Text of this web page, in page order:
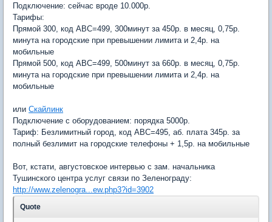
Подключение: сейчас вроде 10.000р.
Тарифы:
Прямой 300, код АВС=499, 300минут за 450р. в месяц, 0,75р.
минута на городские при превышении лимита и 2,4р. на
мобильные
Прямой 500, код АВС=499, 500минут за 660р. в месяц, 0,75р.
минута на городские при превышении лимита и 2,4р. на
мобильные
или Скайлинк
Подключение с оборудованием: порядка 5000р.
Тариф: Безлимитный город, код АВС=495, аб. плата 345р. за
полный безлимит на городские телефоны + 1,5р. на мобильные
Вот, кстати, августовское интервью с зам. начальника
Тушинского центра услуг связи по Зеленограду:
http://www.zelenogra...ew.php3?id=3902
Quote